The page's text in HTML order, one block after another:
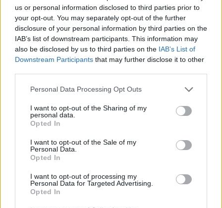
us or personal information disclosed to third parties prior to
your opt-out. You may separately opt-out of the further
disclosure of your personal information by third parties on the
IAB’s list of downstream participants. This information may
also be disclosed by us to third parties on the IAB’s List of
Downstream Participants that may further disclose it to other
Personal Data Processing Opt Outs
I want to opt-out of the Sharing of my
personal data.
Opted In
I want to opt-out of the Sale of my
Personal Data.
Opted In
I want to opt-out of processing my
Personal Data for Targeted Advertising.
Opted In
δεύτερο μισό του καλοκαιριού κρύβει εκπλήξεις.
Άλλοι θα δουν εξελίξεις στα ερωτικά, άλλοι στα
οικονομικά και άλλοι σε αποφάσεις που
αναβάλλουν εδώ και καιρό. Το μόνο σίγουρο είναι
απομακρύνεται.
Και αν είσαι Καρκίνος, κράτα αυτό: πολλές φορές
που έχεις αρχίσει να πιστεύεις ότι δεν θα έρθουν
ΔΙΑΦΗΜΙΣΗ